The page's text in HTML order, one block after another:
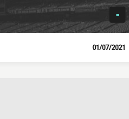
-
01/07/2021